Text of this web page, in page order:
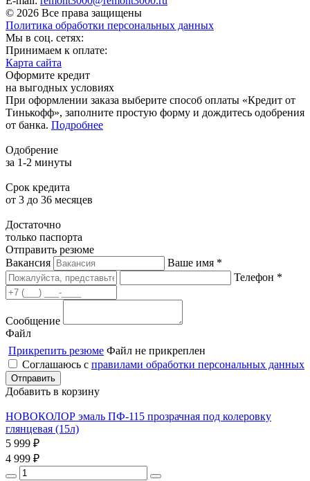
© 2026 Все права защищены
Политика обработки персональных данных
Мы в соц. сетях:
Принимаем к оплате:
Карта сайта
Оформите кредит
на выгодных условиях
При оформлении заказа выберите способ оплаты «Кредит от
Тинькофф», заполните простую форму и дождитесь одобрения
от банка. Подробнее
Одобрение
за 1-2 минуты
Срок кредита
от 3 до 36 месяцев
Достаточно
только паспорта
Отправить резюме
Вакансия
Ваше имя *
Телефон *
Сообщение
Файл
Прикрепить резюме Файл не прикреплен
Соглашаюсь с правилами обработки персональных данных
Добавить в корзину
НОВОКОЛОР эмаль ПФ-115 прозрачная под колеровку
глянцевая (15л)
5 999 ₽
4 999 ₽